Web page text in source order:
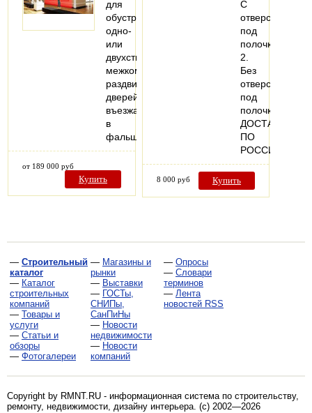
для
обустройства
одно-
или
двухстворчатых
межкомнатных
раздвижных
дверей,
въезжающих
в
фальшстену..
от 189 000 руб
Купить
С
отверстиями
под
полочку
2.
Без
отверстий
под
полочку
ДОСТАВКА
ПО
РОССИИ
8 000 руб Купить
— Строительный
каталог
— Каталог
строительных
компаний
— Товары и
услуги
— Статьи и
обзоры
— Фотогалереи
— Магазины и
рынки
— Выставки
— ГОСТы,
СНИПы,
СанПиНы
— Новости
недвижимости
— Новости
компаний
— Опросы
— Словари
терминов
— Лента
новостей RSS
Copyright by RMNT.RU - информационная система по строительству,
ремонту, недвижимости, дизайну интерьера. (c) 2002—2026